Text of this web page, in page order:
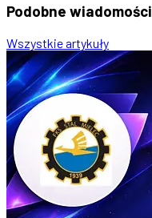
Podobne wiadomości
Wszystkie artykuły